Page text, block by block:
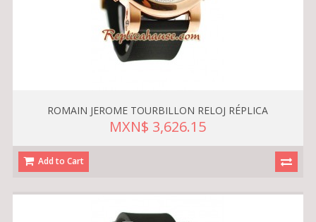
ROMAIN JEROME TOURBILLON RELOJ RÉPLICA
MXN$ 3,626.15
Add to Cart